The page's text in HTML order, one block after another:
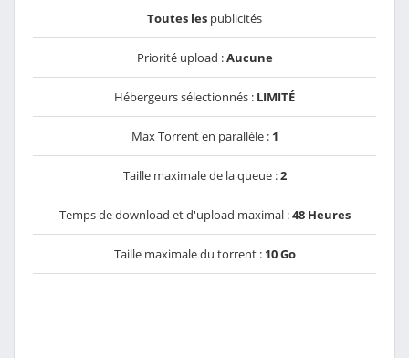
Toutes les publicités
Priorité upload :Aucune
Hébergeurs sélectionnés : LIMITÉ
Max Torrent en parallèle : 1
Taille maximale de la queue :2
Temps de download et d'upload maximal :48 Heures
Taille maximale du torrent : 10 Go